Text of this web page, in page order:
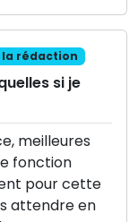
rédaction
si je
meilleures
fonction
pour cette
attendre en